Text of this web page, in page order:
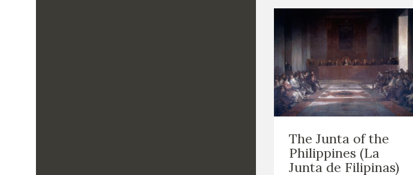
The Junta of the
Philippines (La
Junta de Filipinas)